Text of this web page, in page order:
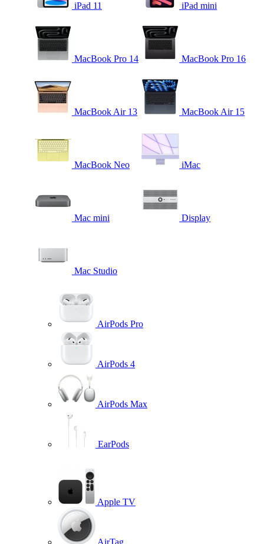
iPad 11 iPad mini
MacBook Pro 14 MacBook Pro 16
MacBook Air 13 MacBook Air 15
MacBook Neo iMac
Mac mini Display
Mac Studio
AirPods Pro
AirPods 4
AirPods Max
EarPods
Apple TV